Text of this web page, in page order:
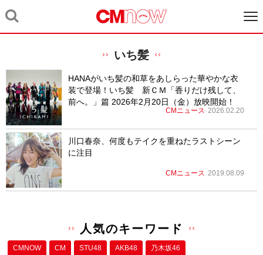
いち髪
HANAがいち髪の和草をあしらった華やかな衣
装で登場！いち髪 新ＣＭ「香りだけ残して、
前へ。」篇 2026年2月20日（金）放映開始！
CMニュース 2026.02.20
川口春奈、何度もテイクを重ねたラストシーン
に注目
CMニュース 2019.08.09
人気のキーワード
CMNOW CM STU48 AKB48 乃木坂46